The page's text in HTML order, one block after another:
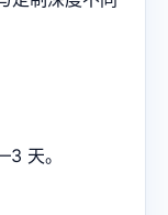
天。